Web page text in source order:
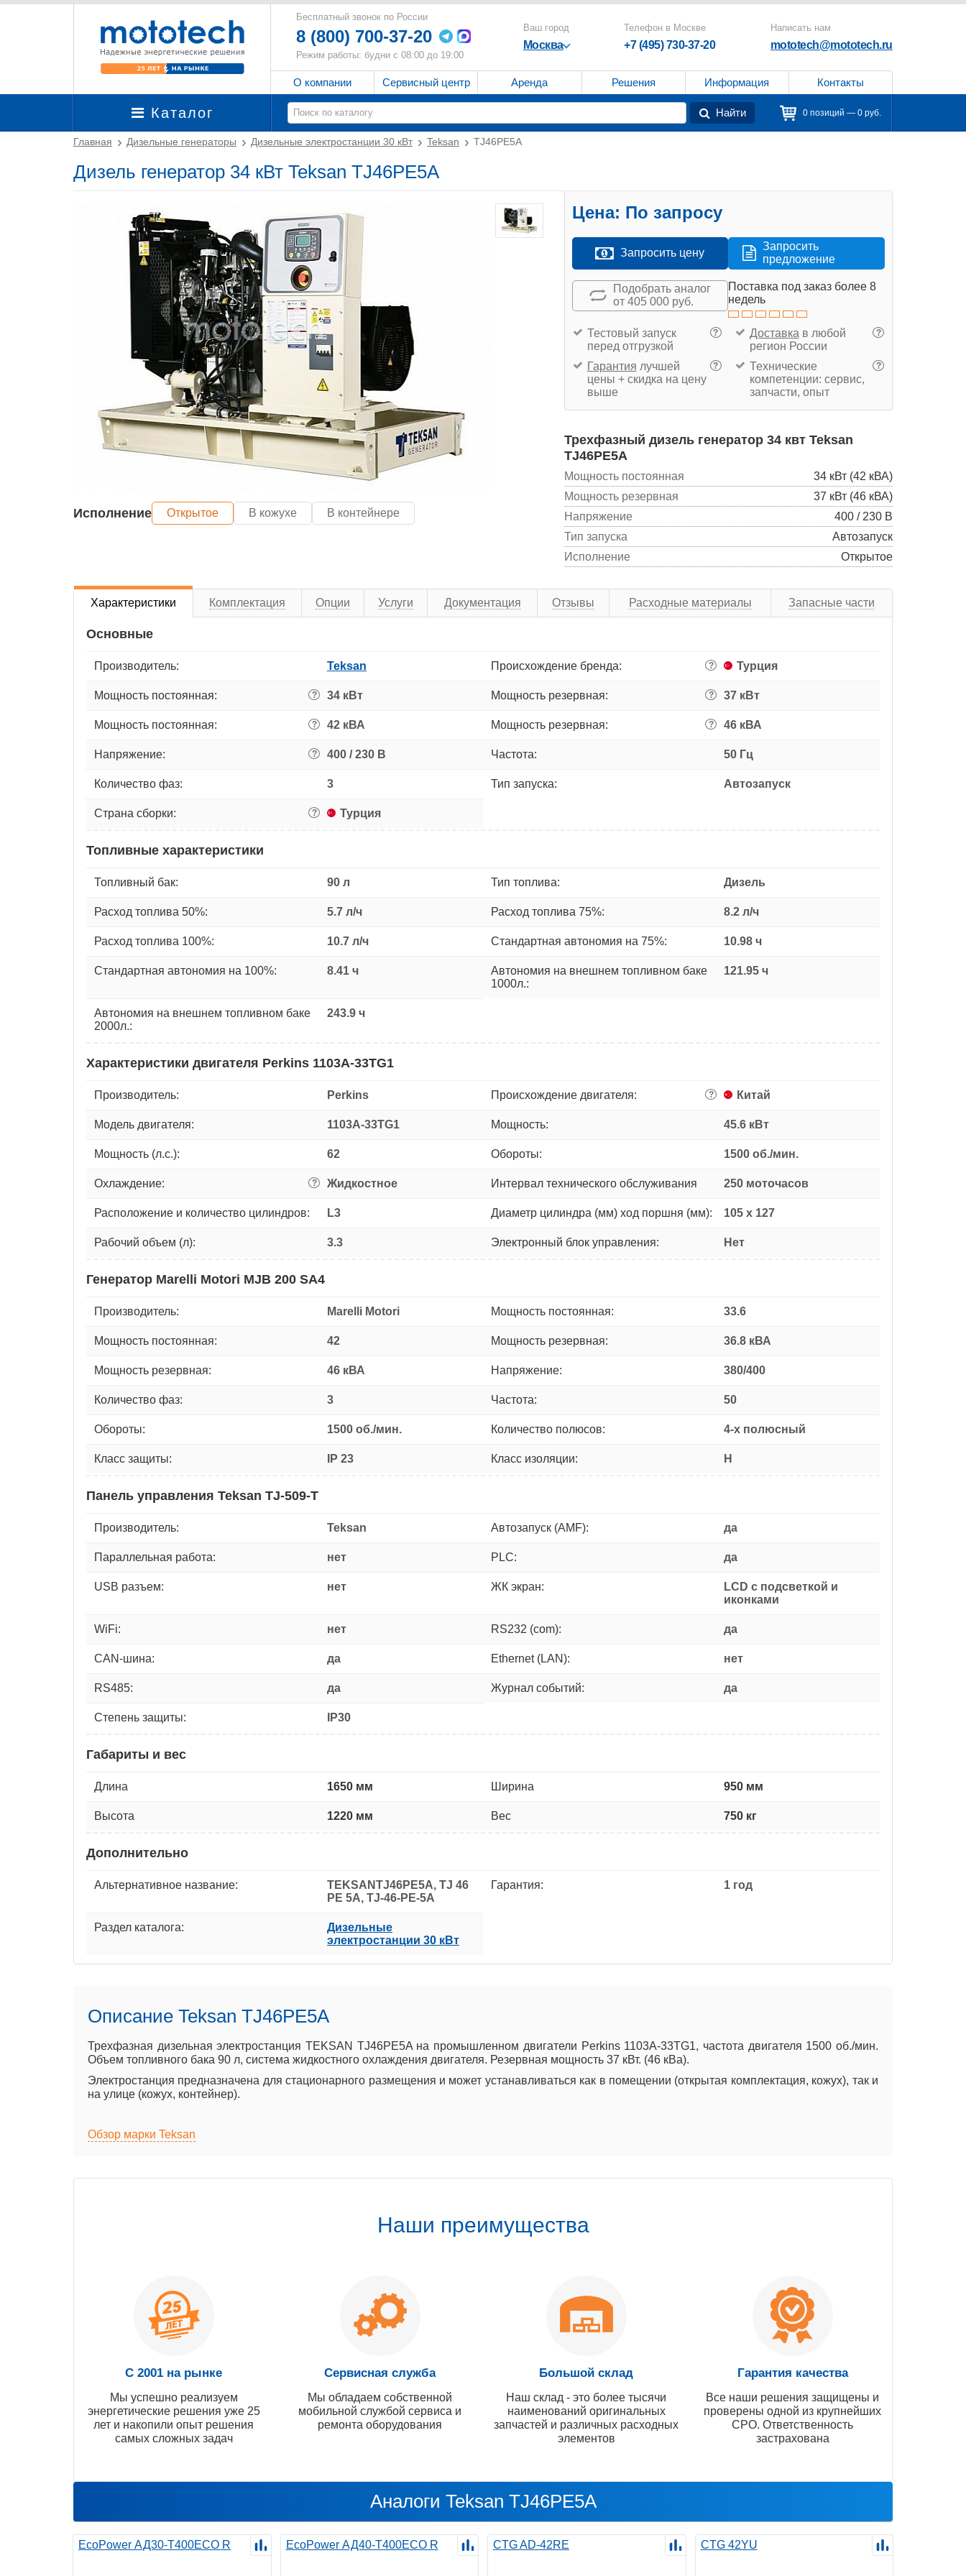
Бесплатный звонок по России
8 (800) 700-37-20
Режим работы: будни с 08:00 до 19:00
Ваш город
Москва
Телефон в Москве
+7 (495) 730-37-20
Написать нам
mototech@mototech.ru
О компании Сервисный центр Аренда Решения Информация Контакты
Каталог Найти 0 позиций — 0 руб.
Главная Дизельные генераторы Дизельные электростанции 30 кВт Teksan TJ46PE5A
Дизель генератор 34 кВт Teksan TJ46PE5A
Исполнение Открытое В кожухе В контейнере
Цена: По запросу
Запросить цену
Запросить
предложение
Подобрать аналог
от 405 000 руб.
Поставка под заказ более 8
недель
?
Тестовый запуск
перед отгрузкой
?
Доставка в любой
регион России
?
Гарантия лучшей
цены + скидка на цену
выше
?
Технические
компетенции: сервис,
запчасти, опыт
Трехфазный дизель генератор 34 квт Teksan
TJ46PE5A
Мощность постоянная
34 кВт (42 кВА)
Мощность резервная
37 кВт (46 кВА)
Напряжение
400 / 230 В
Тип запуска
Автозапуск
Исполнение
Открытое
Характеристики Комплектация Опции Услуги Документация Отзывы Расходные материалы Запасные части
Основные
Производитель: Teksan Происхождение бренда: ? Турция
Мощность постоянная: ? 34 кВт Мощность резервная: ? 37 кВт
Мощность постоянная: ? 42 кВА Мощность резервная: ? 46 кВА
Напряжение: ? 400 / 230 В Частота: 50 Гц
Количество фаз: 3 Тип запуска: Автозапуск
Страна сборки: ? Турция
Топливные характеристики
Топливный бак: 90 л Тип топлива: Дизель
Расход топлива 50%: 5.7 л/ч Расход топлива 75%: 8.2 л/ч
Расход топлива 100%: 10.7 л/ч Стандартная автономия на 75%: 10.98 ч
Стандартная автономия на 100%: 8.41 ч
Автономия на внешнем топливном баке
1000л.:
121.95 ч
Автономия на внешнем топливном баке
2000л.:
243.9 ч
Характеристики двигателя Perkins 1103A-33TG1
Производитель: Perkins Происхождение двигателя: ? Китай
Модель двигателя: 1103A-33TG1 Мощность: 45.6 кВт
Мощность (л.с.): 62 Обороты: 1500 об./мин.
Охлаждение: ? Жидкостное Интервал технического обслуживания 250 моточасов
Расположение и количество цилиндров: L3 Диаметр цилиндра (мм) ход поршня (мм): 105 х 127
Рабочий объем (л): 3.3 Электронный блок управления: Нет
Генератор Marelli Motori MJB 200 SA4
Производитель: Marelli Motori Мощность постоянная: 33.6
Мощность постоянная: 42 Мощность резервная: 36.8 кВА
Мощность резервная: 46 кВА Напряжение: 380/400
Количество фаз: 3 Частота: 50
Обороты: 1500 об./мин. Количество полюсов: 4-х полюсный
Класс защиты: IP 23 Класс изоляции: H
Панель управления Teksan TJ-509-T
Производитель: Teksan Автозапуск (AMF): да
Параллельная работа: нет PLC: да
USB разъем: нет ЖК экран:
LCD с подсветкой и
иконками
WiFi: нет RS232 (com): да
CAN-шина: да Ethernet (LAN): нет
RS485: да Журнал событий: да
Степень защиты: IP30
Габариты и вес
Длина 1650 мм Ширина 950 мм
Высота 1220 мм Вес 750 кг
Дополнительно
Альтернативное название:
TEKSANTJ46PE5A, TJ 46
PE 5A, TJ-46-PE-5A
Гарантия: 1 год
Раздел каталога:
Дизельные
электростанции 30 кВт
Описание Teksan TJ46PE5A
Трехфазная дизельная электростанция TEKSAN TJ46PE5A на промышленном двигатели Perkins 1103A-33TG1, частота двигателя 1500 об./мин.
Объем топливного бака 90 л, система жидкостного охлаждения двигателя. Резервная мощность 37 кВт. (46 кВа).
Электростанция предназначена для стационарного размещения и может устанавливаться как в помещении (открытая комплектация, кожух), так и
на улице (кожух, контейнер).
Обзор марки Teksan
Наши преимущества
С 2001 на рынке
Мы успешно реализуем
энергетические решения уже 25
лет и накопили опыт решения
самых сложных задач
Сервисная служба
Мы обладаем собственной
мобильной службой сервиса и
ремонта оборудования
Большой склад
Наш склад - это более тысячи
наименований оригинальных
запчастей и различных расходных
элементов
Гарантия качества
Все наши решения защищены и
проверены одной из крупнейших
СРО. Ответственность
застрахована
Аналоги Teksan TJ46PE5A
EcoPower АД30-T400ECO R EcoPower АД40-T400ECO R CTG AD-42RE CTG 42YU